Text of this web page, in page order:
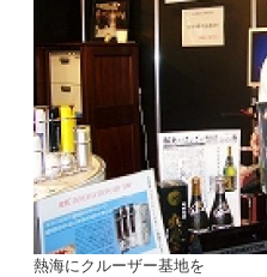
熱海にクルーザー基地を